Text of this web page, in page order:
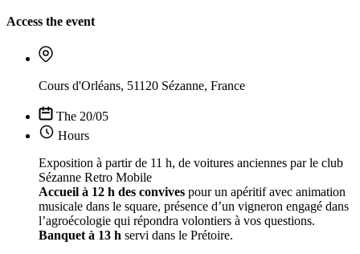
Access the event
Cours d'Orléans, 51120 Sézanne, France
The 20/05
Hours
Exposition à partir de 11 h, de voitures anciennes par le club
Sézanne Retro Mobile
Accueil à 12 h des convives pour un apéritif avec animation
musicale dans le square, présence d’un vigneron engagé dans
l’agroécologie qui répondra volontiers à vos questions.
Banquet à 13 h servi dans le Prétoire.